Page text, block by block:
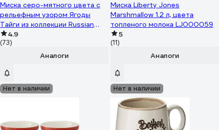
Миска серо-мятного цвета с
рельефным узором Ягоды
Тайги из коллекции Russian
North Tkano 2,5л TK23-
TW_BW0004
4.9
(73)
Аналоги
Миска Liberty Jones
Marshmallow 1.2 л, цвета
топленого молока LJ000059
5
(11)
Аналоги
Нет в наличии Нет в наличии